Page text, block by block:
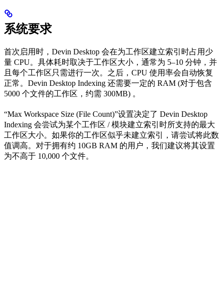
系统要求
首次启用时，Devin Desktop 会在为工作区建立索引时占用少
量 CPU。具体耗时取决于工作区大小，通常为 5–10 分钟，并
且每个工作区只需进行一次。之后，CPU 使用率会自动恢复
正常。Devin Desktop Indexing 还需要一定的 RAM (对于包含
5000 个文件的工作区，约需 300MB) 。
“Max Workspace Size (File Count)”设置决定了 Devin Desktop
Indexing 会尝试为某个工作区 / 模块建立索引时所支持的最大
工作区大小。如果你的工作区似乎未建立索引，请尝试将此数
值调高。对于拥有约 10GB RAM 的用户，我们建议将其设置
为不高于 10,000 个文件。